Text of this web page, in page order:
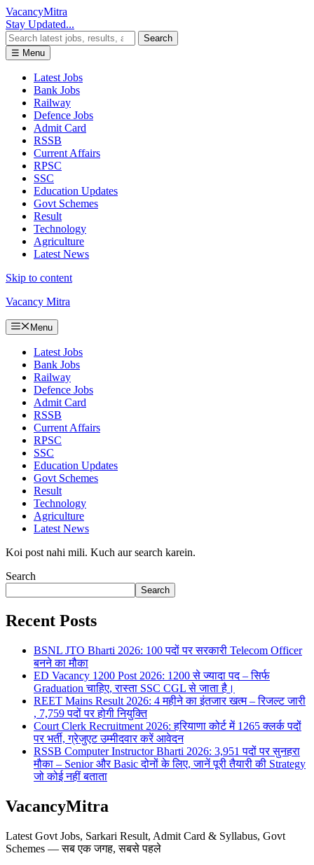
VacancyMitra
Stay Updated...
Search
☰ Menu
Latest Jobs
Bank Jobs
Railway
Defence Jobs
Admit Card
RSSB
Current Affairs
RPSC
SSC
Education Updates
Govt Schemes
Result
Technology
Agriculture
Latest News
Skip to content
Vacancy Mitra
Menu
Latest Jobs
Bank Jobs
Railway
Defence Jobs
Admit Card
RSSB
Current Affairs
RPSC
SSC
Education Updates
Govt Schemes
Result
Technology
Agriculture
Latest News
Koi post nahi mili. Kuch aur search karein.
Search
Search
Recent Posts
BSNL JTO Bharti 2026: 100 पदों पर सरकारी Telecom Officer
बनने का मौका
ED Vacancy 1200 Post 2026: 1200 से ज्यादा पद – सिर्फ
Graduation चाहिए, रास्ता SSC CGL से जाता है।
REET Mains Result 2026: 4 महीने का इंतजार खत्म – रिजल्ट जारी
, 7,759 पदों पर होगी नियुक्ति
Court Clerk Recruitment 2026: हरियाणा कोर्ट में 1265 क्लर्क पदों
पर भर्ती, ग्रेजुएट उम्मीदवार करें आवेदन
RSSB Computer Instructor Bharti 2026: 3,951 पदों पर सुनहरा
मौका – Senior और Basic दोनों के लिए, जानें पूरी तैयारी की Strategy
जो कोई नहीं बताता
VacancyMitra
Latest Govt Jobs, Sarkari Result, Admit Card & Syllabus, Govt
Schemes — सब एक जगह, सबसे पहले